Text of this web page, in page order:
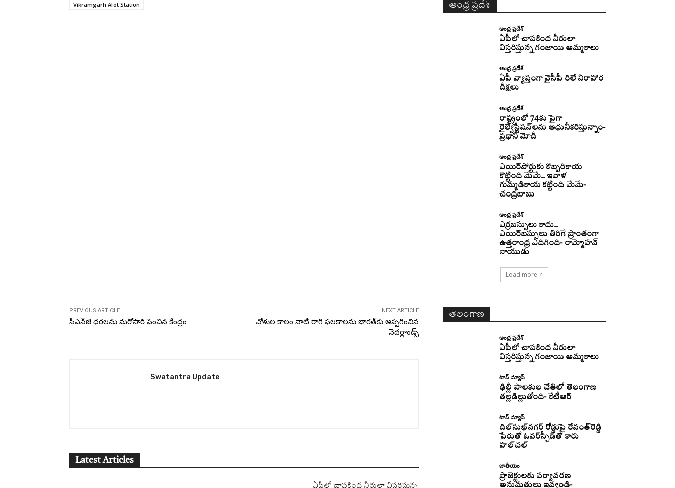
Vikramgarh Alot Station
PREVIOUS ARTICLE
సీఎన్‌జీ ధరలను మరోసారి పెంచిన కేంద్రం
NEXT ARTICLE
చోళుల కాలం నాటి రాగి ఫలకాలను భారత్‌కు అప్పగించిన
నెదర్లాండ్స్‌
Swatantra Update
Latest Articles
ఏపీలో చాపకింద నీరులా విస్తరిస్తున్న
ఆంధ్ర ప్రదేశ్
ఆంధ్ర ప్రదేశ్
ఏపీలో చాపకింద నీరులా
విస్తరిస్తున్న గంజాయి అమ్మకాలు
ఆంధ్ర ప్రదేశ్
ఏపీ వ్యాప్తంగా వైసీపీ రిలే నిరాహార
దీక్షలు
ఆంధ్ర ప్రదేశ్
రాష్ట్రంలో 74కు పైగా
రైల్వేస్టేషన్‌లను ఆధునీకరిస్తున్నాం-
ప్రధాని మోదీ
ఆంధ్ర ప్రదేశ్
ఎయిర్‌పోర్టుకు కొబ్బరికాయ
కొట్టింది మేమే.. ఇవాళ
గుమ్మడికాయ కట్టింది మేమే-
చంద్రబాబు
ఆంధ్ర ప్రదేశ్
ఎర్రబస్సులు కాదు..
ఎయిర్‌బస్సులు తిరిగే ప్రాంతంగా
ఉత్తరాంధ్ర ఎదిగింది- రామ్మోహన్
నాయుడు
Load more
తెలంగాణ
ఆంధ్ర ప్రదేశ్
ఏపీలో చాపకింద నీరులా
విస్తరిస్తున్న గంజాయి అమ్మకాలు
టాప్ న్యూస్
ఢిల్లీ పాలకుల చేతిలో తెలంగాణ
తల్లడిల్లుతోంది- కేటీఆర్
టాప్ న్యూస్
దిల్‌సుఖ్‌నగర్‌ రోడ్డుపై రేవంత్‌రెడ్డి
పేరుతో ఓవర్‌స్పీడ్‌తో కారు
హల్‌చల్‌
జాతీయం
ప్రాజెక్టులకు పర్యావరణ
అనుమతులు ఇవ్వండి-